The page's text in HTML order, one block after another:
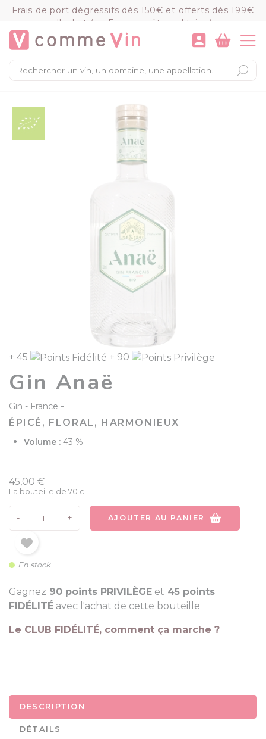
Frais de port dégressifs dès 150€ et offerts dès 199€
d'achat (en France métropolitaine)
×
Mon panier
Chargement du panier...
VOIR LE PANIER COMMANDER
+ 45 + 90
Gin Anaë
Gin France -
ÉPICÉ, FLORAL, HARMONIEUX
Volume : 43 %
45,00 €
La bouteille de 70 cl
- + AJOUTER AU PANIER
En stock
Gagnez 90 points PRIVILÈGE et 45 points
FIDÉLITÉ avec l'achat de cette bouteille
Le CLUB FIDÉLITÉ, comment ça marche ?
DESCRIPTION
DÉTAILS
Panneau de gestion des cookies